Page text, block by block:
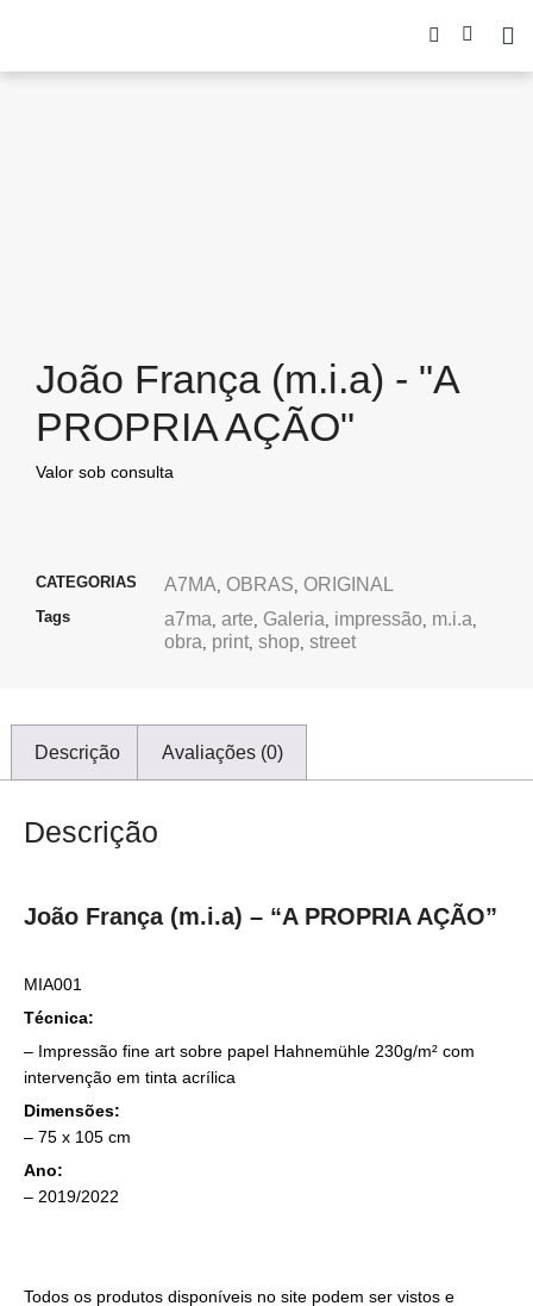
João França (m.i.a) - "A
PROPRIA AÇÃO"
Valor sob consulta
CATEGORIAS A7MA, OBRAS, ORIGINAL
Tags a7ma, arte, Galeria, impressão, m.i.a,
obra, print, shop, street
Descrição Avaliações (0)
Descrição
João França (m.i.a) – “A PROPRIA AÇÃO”
MIA001
Técnica:
– Impressão fine art sobre papel Hahnemühle 230g/m² com
intervenção em tinta acrílica
Dimensões:
– 75 x 105 cm
Ano:
– 2019/2022
Todos os produtos disponíveis no site podem ser vistos e